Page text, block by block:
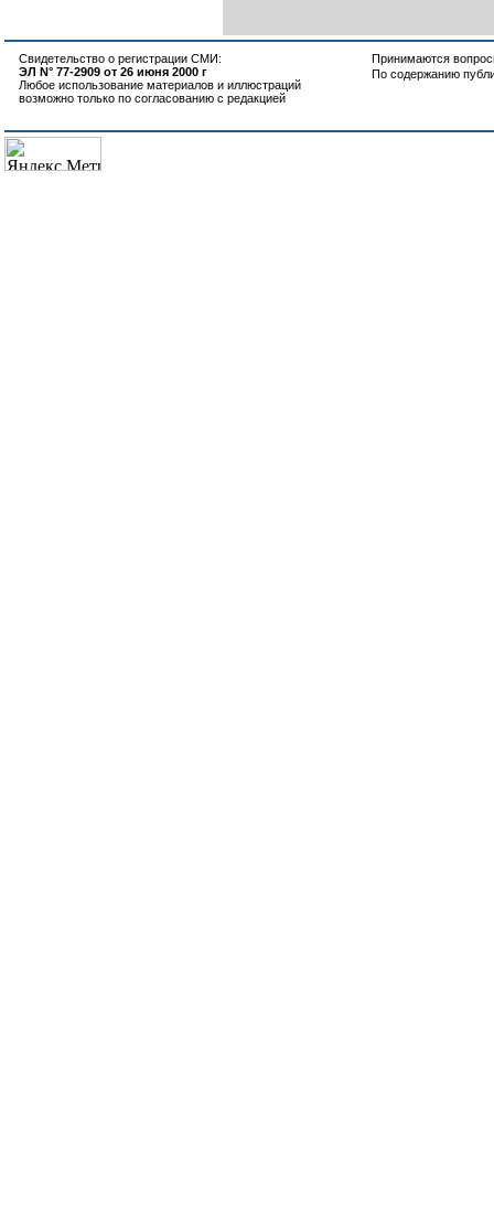
Свидетельство о регистрации СМИ:
ЭЛ N° 77-2909 от 26 июня 2000 г
Любое использование материалов и иллюстраций
возможно только по согласованию с редакцией
Принимаются
По содержанию